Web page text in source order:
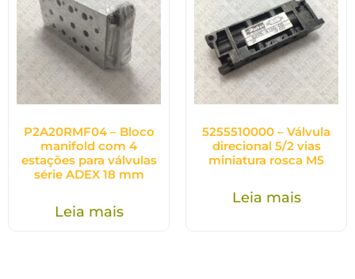
P2A20RMF04 – Bloco
manifold com 4
estações para válvulas
série ADEX 18 mm
Leia mais
5255510000 – Válvula
direcional 5/2 vias
miniatura rosca M5
Leia mais